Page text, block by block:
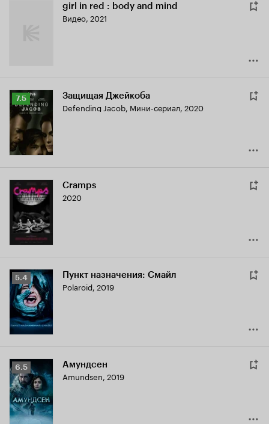
girl in red : body and mind
Видео, 2021
Рейтинг
Кинопоиска
7.5
7.5 Защищая Джейкоба
Defending Jacob, Мини-сериал, 2020
Cramps
2020
Рейтинг
Кинопоиска
5.4
5.4 Пункт назначения: Смайл
Polaroid, 2019
Рейтинг
Кинопоиска
6.5
6.5 Амундсен
Amundsen, 2019